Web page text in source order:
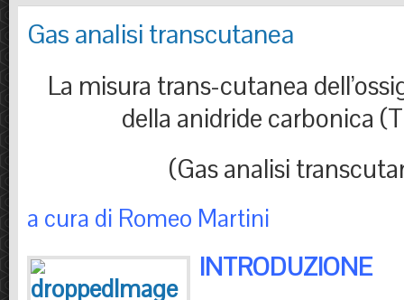
Gas analisi transcutanea
La misura trans-cutanea
della anidride carbonica
(Gas analisi
a cura di Romeo Martini
INTRODUZIONE